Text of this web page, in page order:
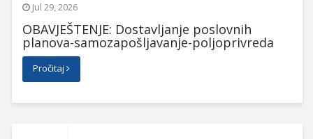
Jul 29, 2026
OBAVJEŠTENJE: Dostavljanje poslovnih
planova-samozapošljavanje-poljoprivreda
Pročitaj